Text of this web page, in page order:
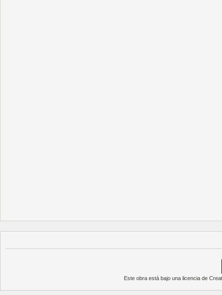
Este obra está bajo una licencia de